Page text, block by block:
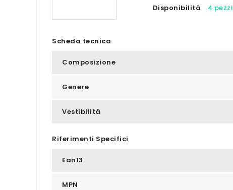
Disponibilità
4 pezzi
Scheda tecnica
Composizione
Genere
Vestibilità
Riferimenti Specifici
Ean13
MPN